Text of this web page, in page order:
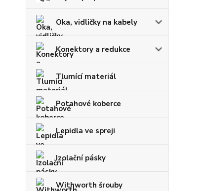
Oka, vidličky na kabely
Konektory a redukce
Tlumící materiál
Potahové koberce
Lepidla ve spreji
Izolační pásky
Withworth šrouby